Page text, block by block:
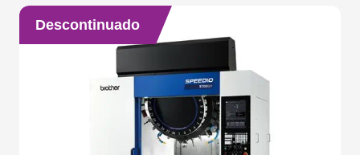
Descontinuado